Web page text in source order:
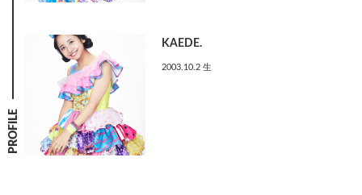
PROFILE
KAEDE.
2003.10.2 生